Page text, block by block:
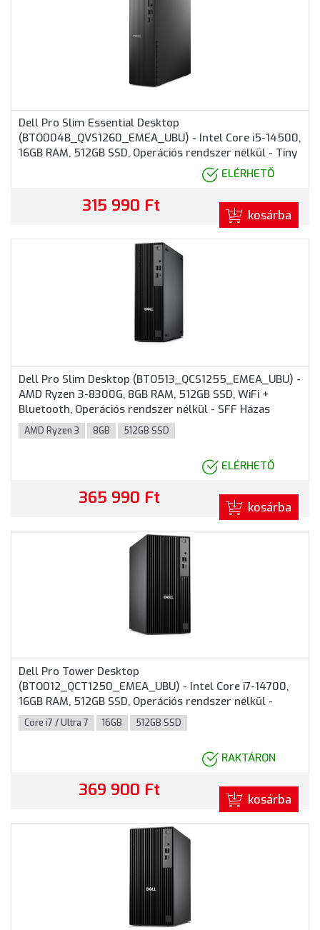
Dell Pro Slim Essential Desktop
(BTO004B_QVS1260_EMEA_UBU) - Intel Core i5-14500,
16GB RAM, 512GB SSD, Operációs rendszer nélkül - Tiny
ELÉRHETŐ
315 990 Ft kosárba
Dell Pro Slim Desktop (BTO513_QCS1255_EMEA_UBU) -
AMD Ryzen 3-8300G, 8GB RAM, 512GB SSD, WiFi +
Bluetooth, Operációs rendszer nélkül - SFF Házas
számítógép, 3 év helyszíni garancia
AMD Ryzen 3 8GB 512GB SSD
ELÉRHETŐ
365 990 Ft kosárba
Dell Pro Tower Desktop
(BTO012_QCT1250_EMEA_UBU) - Intel Core i7-14700,
16GB RAM, 512GB SSD, Operációs rendszer nélkül -
Torony Házas számítógép 3 év garanciával
Core i7 / Ultra 7 16GB 512GB SSD
RAKTÁRON
369 900 Ft kosárba